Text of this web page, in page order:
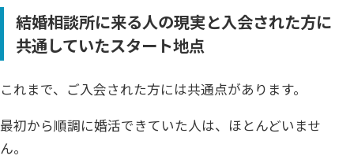
結婚相談所に来る人の現実と入会された方に
共通していたスタート地点
これまで、ご入会された方には共通点があります。
最初から順調に婚活できていた人は、ほとんどいませ
ん。